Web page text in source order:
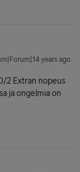
years ago
2 Extran nopeus
ja ongelmia on